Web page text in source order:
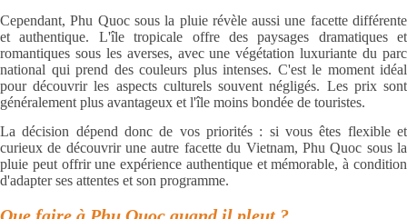
Cependant, Phu Quoc sous la pluie révèle aussi une facette différente
et authentique. L'île tropicale offre des paysages dramatiques et
romantiques sous les averses, avec une végétation luxuriante du parc
national qui prend des couleurs plus intenses. C'est le moment idéal
pour découvrir les aspects culturels souvent négligés. Les prix sont
généralement plus avantageux et l'île moins bondée de touristes.
La décision dépend donc de vos priorités : si vous êtes flexible et
curieux de découvrir une autre facette du Vietnam, Phu Quoc sous la
pluie peut offrir une expérience authentique et mémorable, à condition
d'adapter ses attentes et son programme.